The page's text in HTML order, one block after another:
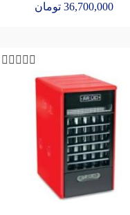
36,700,000 تومان